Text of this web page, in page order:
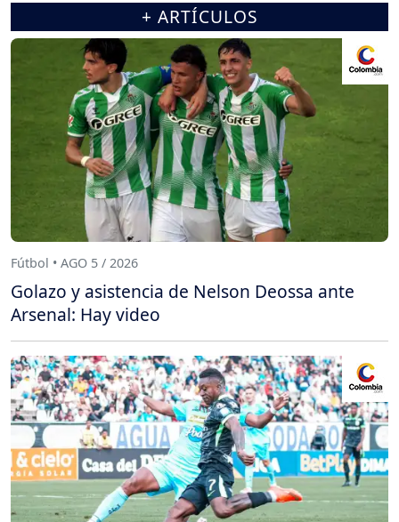
+ ARTÍCULOS
Fútbol • AGO 5 / 2026
Golazo y asistencia de Nelson Deossa ante
Arsenal: Hay video